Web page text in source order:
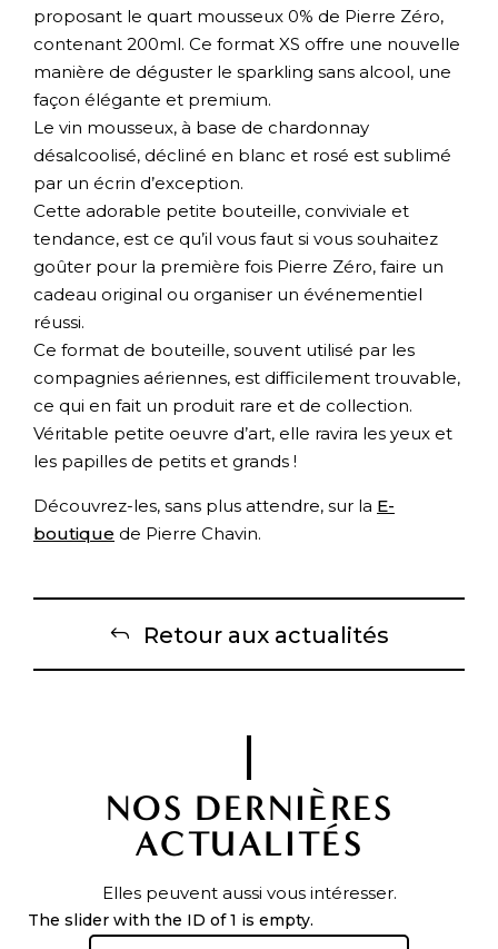
proposant le quart mousseux 0% de Pierre Zéro,
contenant 200ml. Ce format XS offre une nouvelle
manière de déguster le sparkling sans alcool, une
façon élégante et premium.
Le vin mousseux, à base de chardonnay
désalcoolisé, décliné en blanc et rosé est sublimé
par un écrin d’exception.
Cette adorable petite bouteille, conviviale et
tendance, est ce qu’il vous faut si vous souhaitez
goûter pour la première fois Pierre Zéro, faire un
cadeau original ou organiser un événementiel
réussi.
Ce format de bouteille, souvent utilisé par les
compagnies aériennes, est difficilement trouvable,
ce qui en fait un produit rare et de collection.
Véritable petite oeuvre d’art, elle ravira les yeux et
les papilles de petits et grands !
Découvrez-les, sans plus attendre, sur la E-
boutique de Pierre Chavin.
Retour aux actualités
NOS DERNIÈRES
ACTUALITÉS
Elles peuvent aussi vous intéresser.
The slider with the ID of 1 is empty.